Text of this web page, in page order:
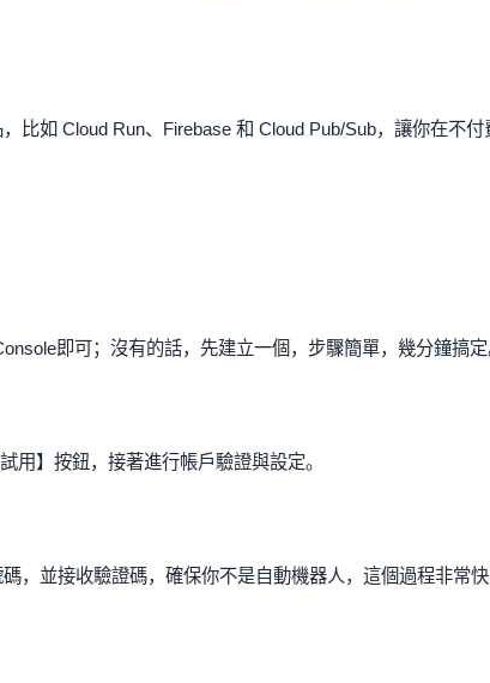
比如 Cloud Run、Firebase 和 Cloud Pub/Sub，讓你在不付
即可；沒有的話，先建立一個，步驟簡單，幾分鐘搞
用】按鈕，接著進行帳戶驗證與設定。
，並接收驗證碼，確保你不是自動機器人，這個過程非常快